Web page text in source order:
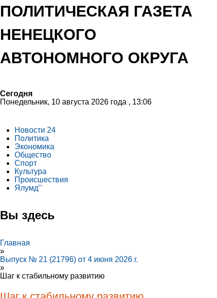
ПОЛИТИЧЕСКАЯ ГАЗЕТА
НЕНЕЦКОГО
АВТОНОМНОГО ОКРУГА
Сегодня
Понедельник, 10 августа 2026 года , 13:06
Новости 24
Политика
Экономика
Общество
Спорт
Культура
Происшествия
Ялумд’’
Вы здесь
Главная
»
Выпуск № 21 (21796) от 4 июня 2026 г.
»
Шаг к стабильному развитию